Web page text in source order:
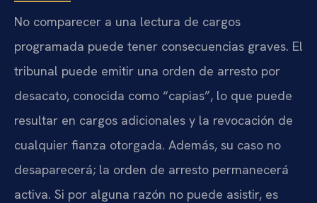
No comparecer a una lectura de cargos
programada puede tener consecuencias graves. El
tribunal puede emitir una orden de arresto por
desacato, conocida como “capias”, lo que puede
resultar en cargos adicionales y la revocación de
cualquier fianza otorgada. Además, su caso no
desaparecerá; la orden de arresto permanecerá
activa. Si por alguna razón no puede asistir, es